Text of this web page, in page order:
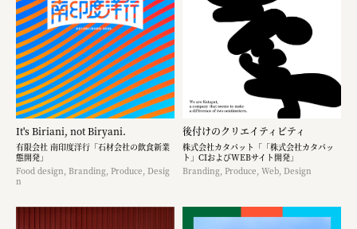
It's Biriani, not Biryani.
有限会社 南印度洋行「石材会社の飲食新業
態開発」
Food design, Branding, Produce, Desig
n
後付けのクリエイティビティ
株式会社カタパット「「株式会社カタパッ
ト」CIおよびWEBサイト開発」
Branding, Produce, Web, Design